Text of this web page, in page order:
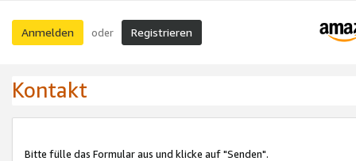
Anmelden oder Registrieren
Kontakt
Bitte fülle das Formular aus und klicke auf "Senden".